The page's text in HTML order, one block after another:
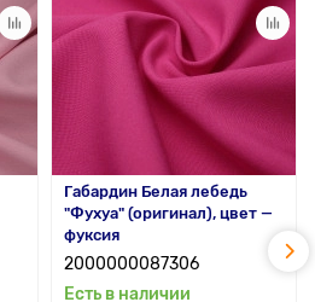
Габардин Белая лебедь
"Фухуа" (оригинал), цвет —
фуксия
2000000087306
Есть в наличии